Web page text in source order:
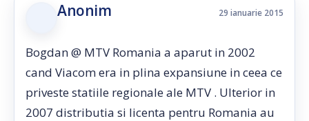
Anonim 29 ianuarie 2015
Bogdan @ MTV Romania a aparut in 2002
cand Viacom era in plina expansiune in ceea ce
priveste statiile regionale ale MTV . Ulterior in
2007 distributia si licenta pentru Romania au